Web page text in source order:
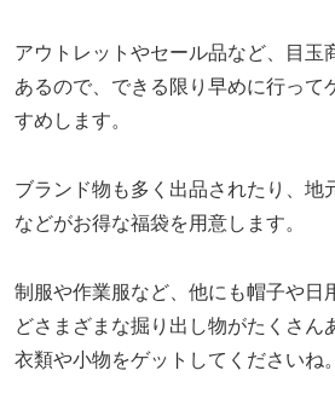
アウトレットやセール品など、目玉
あるので、できる限り早めに行って
すめします。
ブランド物も多く出品されたり、地
などがお得な福袋を用意します。
制服や作業服など、他にも帽子や日
どさまざまな掘り出し物がたくさん
衣類や小物をゲットしてくださいね。